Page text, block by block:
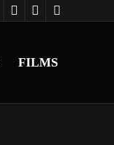
FILMS